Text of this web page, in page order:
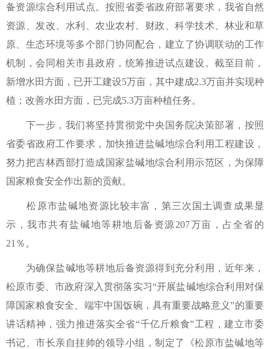
备资源综合利用试点。按照省委省政府部署要求，我省自然
资源、发改、水利、农业农村、财政、科学技术、林业和草
原、生态环境等多个部门协同配合，建立了协调联动的工作
机制，会同相关市县政府，统筹推进试点建设。截至目前，
新增水田方面，已开工建设5万亩，其中建成2.3万亩并实现种
植；改善水田方面，已完成5.3万亩种植任务。
下一步，我们将坚持贯彻党中央国务院决策部署，按照
省委省政府工作要求，加快推进盐碱地综合利用工程建设，
努力把吉林西部打造成国家盐碱地综合利用示范区，为保障
国家粮食安全作出新的贡献。
松原市盐碱地资源比较丰富，第三次国土调查成果显
示，我市共有盐碱地等耕地后备资源207万亩，占全省的
21％。
为确保盐碱地等耕地后备资源得到充分利用，近年来，
松原市委、市政府深入贯彻落实习“开展盐碱地综合利用对保
障国家粮食安全、端牢中国饭碗，具有重要战略意义”的重要
讲话精神，强力推进落实全省“千亿斤粮食”工程，建立市委
书记、市长亲自挂帅的领导小组，制定了《松原市盐碱地等